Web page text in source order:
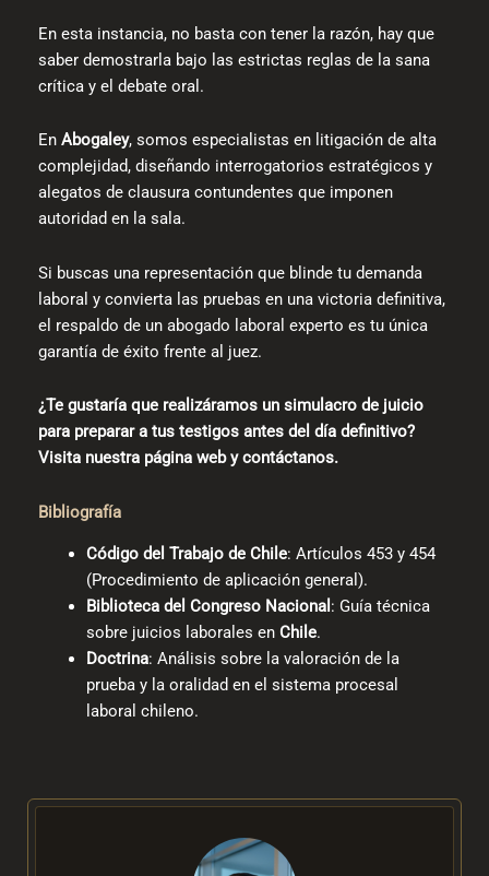
En esta instancia, no basta con tener la razón, hay que
saber demostrarla bajo las estrictas reglas de la sana
crítica y el debate oral.
En Abogaley, somos especialistas en litigación de alta
complejidad, diseñando interrogatorios estratégicos y
alegatos de clausura contundentes que imponen
autoridad en la sala.
Si buscas una representación que blinde tu demanda
laboral y convierta las pruebas en una victoria definitiva,
el respaldo de un abogado laboral experto es tu única
garantía de éxito frente al juez.
¿Te gustaría que realizáramos un simulacro de juicio
para preparar a tus testigos antes del día definitivo?
Visita nuestra página web y contáctanos.
Bibliografía
Código del Trabajo de Chile: Artículos 453 y 454
(Procedimiento de aplicación general).
Biblioteca del Congreso Nacional : Guía técnica
sobre juicios laborales en Chile.
Doctrina: Análisis sobre la valoración de la
prueba y la oralidad en el sistema procesal
laboral chileno.